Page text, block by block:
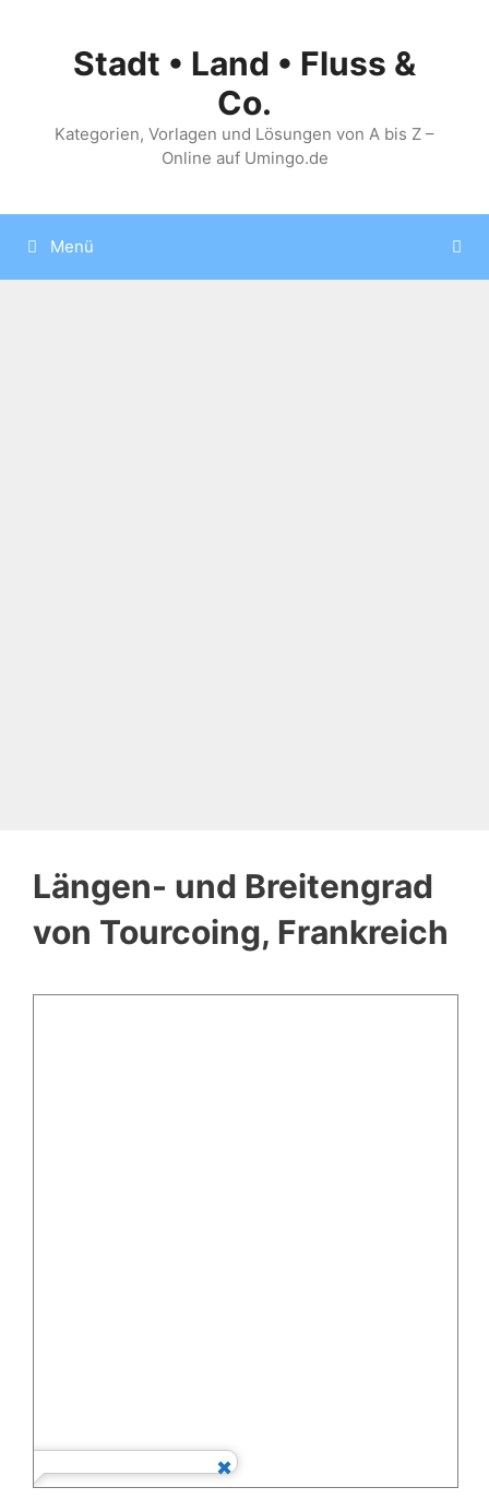
springenStadt • Land • Fluss &
Co.
Kategorien, Vorlagen und Lösungen von A bis Z –
Online auf Umingo.de
Menü
Längen- und Breitengrad
von Tourcoing, Frankreich